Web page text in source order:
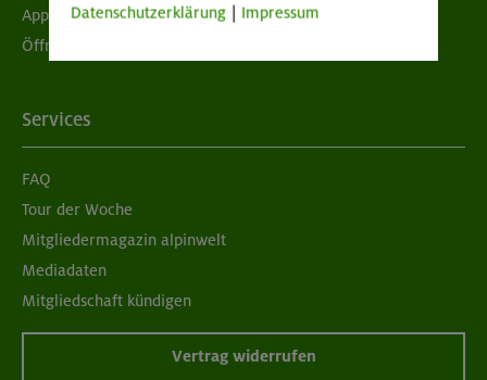
App "Mein DAV+"
Öffnungszeiten
Services
FAQ
Tour der Woche
Mitgliedermagazin alpinwelt
Mediadaten
Mitgliedschaft kündigen
Vertrag widerrufen
Datenschutzerklärung Impressum